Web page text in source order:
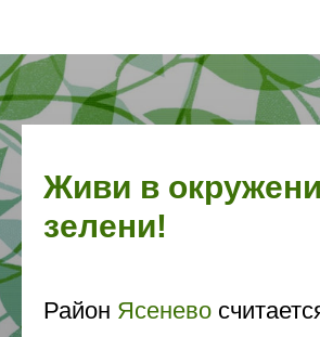
Живи в
зелени!
Район Ясенево